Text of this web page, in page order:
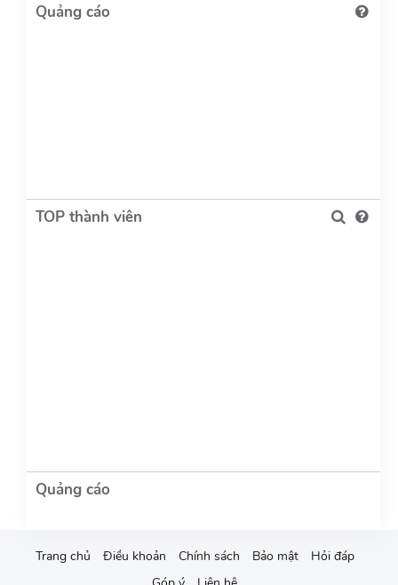
TOP thành viên
Trang chủ Điều khoản Chính sách Bảo mật
Hỏi đáp